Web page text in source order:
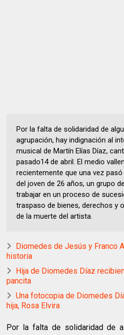
Por la falta de solidaridad de
agrupación, hay indignación al
musical de Martín Elías Díaz,
pasado14 de abril. El medio
recientemente que una vez
del joven de 26 años, un grupo
trabajar en un proceso de
traspaso de bienes, derechos y
de la muerte del artista.
Diomedes de Jesús y Franco
historia
Hija de Diomedes Díaz
pancita
Una fotocopia de Diomedes
hija, Rosa Elvira
Por la falta de solidaridad de